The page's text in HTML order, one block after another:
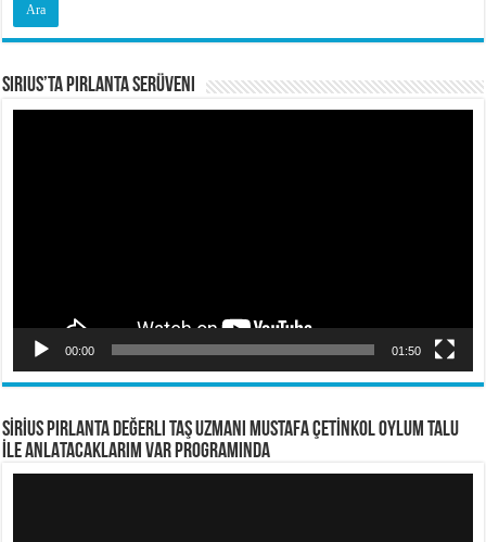
Sirius’ta Pırlanta Serüveni
00:00 01:50
SİRİUS PIRLANTA Değerli Taş Uzmanı Mustafa ÇETİNKOL OYLUM TALU
İLE ANLATACAKLARIM VAR PROGRAMINDA